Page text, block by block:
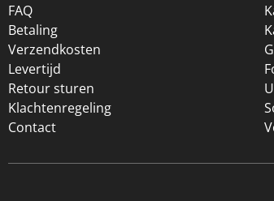
FAQ
Betaling
Verzendkosten
Levertijd
Retour sturen
Klachtenregeling
Contact